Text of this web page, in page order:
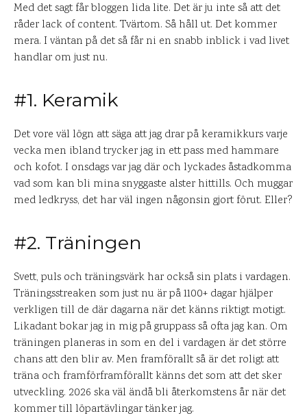
Med det sagt får bloggen lida lite. Det är ju inte så att det
råder lack of content. Tvärtom. Så håll ut. Det kommer
mera. I väntan på det så får ni en snabb inblick i vad livet
handlar om just nu.
#1. Keramik
Det vore väl lögn att säga att jag drar på keramikkurs varje
vecka men ibland trycker jag in ett pass med hammare
och kofot. I onsdags var jag där och lyckades åstadkomma
vad som kan bli mina snyggaste alster hittills. Och muggar
med ledkryss, det har väl ingen någonsin gjort förut. Eller?
#2. Träningen
Svett, puls och träningsvärk har också sin plats i vardagen.
Träningsstreaken som just nu är på 1100+ dagar hjälper
verkligen till de där dagarna när det känns riktigt motigt.
Likadant bokar jag in mig på gruppass så ofta jag kan. Om
träningen planeras in som en del i vardagen är det större
chans att den blir av. Men framförallt så är det roligt att
träna och framförframförallt känns det som att det sker
utveckling. 2026 ska väl ändå bli återkomstens år när det
kommer till löpartävlingar tänker jag.